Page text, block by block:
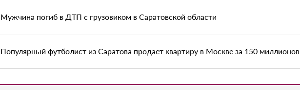
Мужчина погиб в ДТП с грузовиком в Саратовской области
Популярный футболист из Саратова продает квартиру в Москве за 150 миллионов